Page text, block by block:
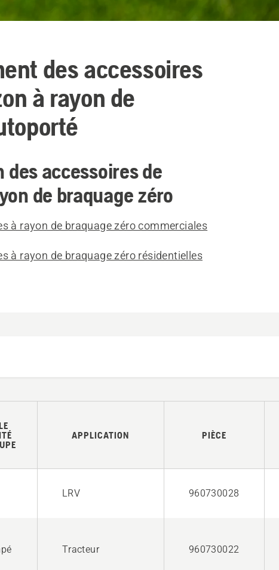
des accessoires
à rayon de
accessoires de
de braquage zéro
à rayon de braquage zéro commerciales
à rayon de braquage zéro résidentielles
APPLICATION PIÈCE
LRV 960730028
Tracteur 960730022